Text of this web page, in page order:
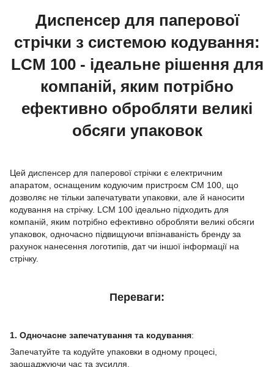
Диспенсер для паперової
стрічки з системою кодування:
LCM 100 - ідеальне рішення для
компаній, яким потрібно
ефективно обробляти великі
обсяги упаковок
Цей диспенсер для паперової стрічки є електричним
апаратом, оснащеним кодуючим пристроєм CM 100, що
дозволяє не тільки запечатувати упаковки, але й наносити
кодування на стрічку. LCM 100 ідеально підходить для
компаній, яким потрібно ефективно обробляти великі обсяги
упаковок, одночасно підвищуючи впізнаваність бренду за
рахунок нанесення логотипів, дат чи іншої інформації на
стрічку.
Переваги:
1. Одночасне запечатування та кодування:
Запечатуйте та кодуйте упаковки в одному процесі,
заощаджуючи час та зусилля.